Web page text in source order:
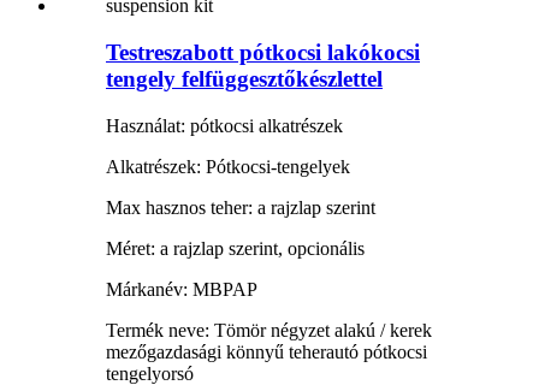
Testreszabott pótkocsi lakókocsi
tengely felfüggesztőkészlettel
Használat: pótkocsi alkatrészek
Alkatrészek: Pótkocsi-tengelyek
Max hasznos teher: a rajzlap szerint
Méret: a rajzlap szerint, opcionális
Márkanév: MBPAP
Termék neve: Tömör négyzet alakú / kerek
mezőgazdasági könnyű teherautó pótkocsi
tengelyorsó